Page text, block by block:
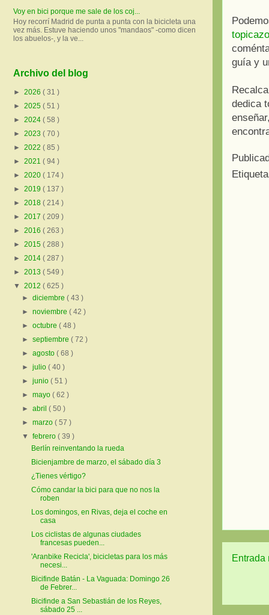
guía y
dedica
Entrada
Voy en bici porque me sale de los coj...
Hoy recorrí Madrid de punta a punta con la bicicleta una
vez más. Estuve haciendo unos "mandaos" -como dicen
los abuelos-, y la ve...
Archivo del blog
► 2026 ( 31 )
► 2025 ( 51 )
► 2024 ( 58 )
► 2023 ( 70 )
► 2022 ( 85 )
► 2021 ( 94 )
► 2020 ( 174 )
► 2019 ( 137 )
► 2018 ( 214 )
► 2017 ( 209 )
► 2016 ( 263 )
► 2015 ( 288 )
► 2014 ( 287 )
► 2013 ( 549 )
▼ 2012 ( 625 )
►diciembre( 43 )
►noviembre( 42 )
►octubre( 48 )
►septiembre( 72 )
►agosto( 68 )
►julio( 40 )
►junio( 51 )
►mayo( 62 )
►abril( 50 )
►marzo( 57 )
▼febrero( 39 )
Berlín reinventando la rueda
Bicienjambre de marzo, el sábado día 3
¿Tienes vértigo?
Cómo candar la bici para que no nos la
roben
Los domingos, en Rivas, deja el coche en
casa
Los ciclistas de algunas ciudades
francesas pueden...
'Aranbike Recicla', bicicletas para los más
necesi...
Bicifinde Batán - La Vaguada: Domingo 26
de Febrer...
Bicifinde a San Sebastián de los Reyes,
sábado 25 ...